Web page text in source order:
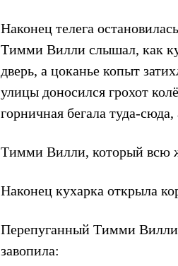
Наконец телега
Тимми Вилли слышал, как
дверь, а цоканье копыт
улицы доносился грохот
горничная бегала туда-
Тимми Вилли, который всю
Наконец кухарка открыла
Перепуганный Тимми Вилли
завопила: